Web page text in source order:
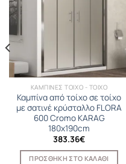
ΚΑΜΠΙΝΕΣ ΤΟΙΧΟ - ΤΟΙΧΟ
Καμπίνα από τοίχο σε τοίχο
με σατινέ κρύσταλλο FLORA
600 Cromo KARAG
180x190cm
383.36€
ΠΡΟΣΘΉΚΗ ΣΤΟ ΚΑΛΆΘΙ